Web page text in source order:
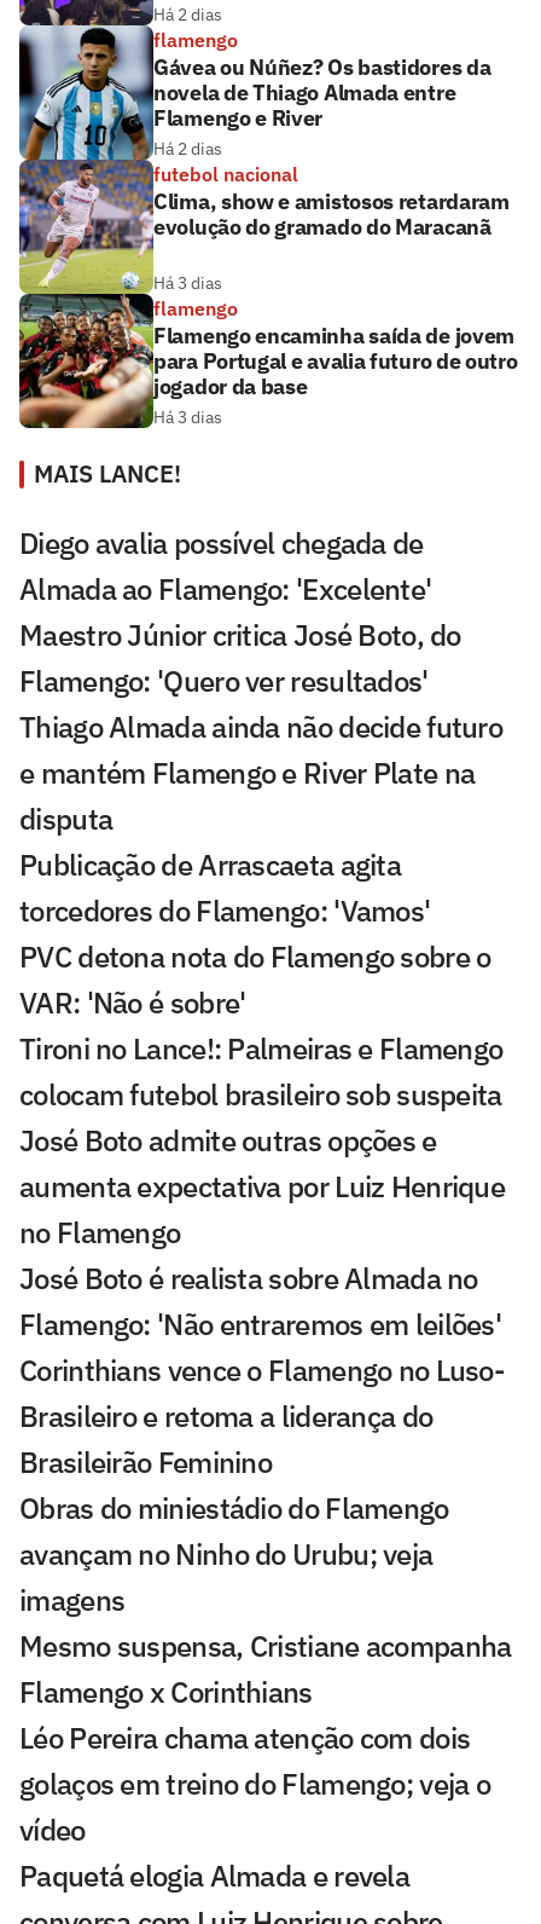
Há 2 dias
flamengo
Gávea ou Núñez? Os bastidores da
novela de Thiago Almada entre
Flamengo e River
Há 2 dias
futebol nacional
Clima, show e amistosos retardaram
evolução do gramado do Maracanã
Há 3 dias
flamengo
Flamengo encaminha saída de jovem
para Portugal e avalia futuro de outro
jogador da base
Há 3 dias
MAIS LANCE!
Diego avalia possível chegada de
Almada ao Flamengo: 'Excelente'
Maestro Júnior critica José Boto, do
Flamengo: 'Quero ver resultados'
Thiago Almada ainda não decide futuro
e mantém Flamengo e River Plate na
disputa
Publicação de Arrascaeta agita
torcedores do Flamengo: 'Vamos'
PVC detona nota do Flamengo sobre o
VAR: 'Não é sobre'
Tironi no Lance!: Palmeiras e Flamengo
colocam futebol brasileiro sob suspeita
José Boto admite outras opções e
aumenta expectativa por Luiz Henrique
no Flamengo
José Boto é realista sobre Almada no
Flamengo: 'Não entraremos em leilões'
Corinthians vence o Flamengo no Luso-
Brasileiro e retoma a liderança do
Brasileirão Feminino
Obras do miniestádio do Flamengo
avançam no Ninho do Urubu; veja
imagens
Mesmo suspensa, Cristiane acompanha
Flamengo x Corinthians
Léo Pereira chama atenção com dois
golaços em treino do Flamengo; veja o
vídeo
Paquetá elogia Almada e revela